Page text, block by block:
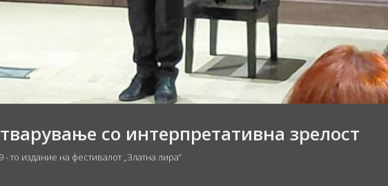
со интерпретативна зрелост
то издание на фестивалот „Златна лира“